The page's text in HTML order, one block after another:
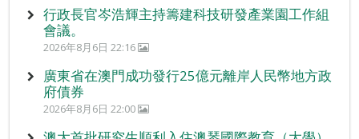
行政長官岑浩輝主持籌建科技研發產業園工作組
會議。
2026年8月6日 22:16
廣東省在澳門成功發行25億元離岸人民幣地方政
府債券
2026年8月6日 22:00